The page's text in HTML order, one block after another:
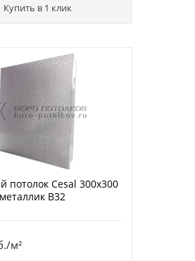
Купить в 1 клик
потолок Cesal 300х300
В32
м²